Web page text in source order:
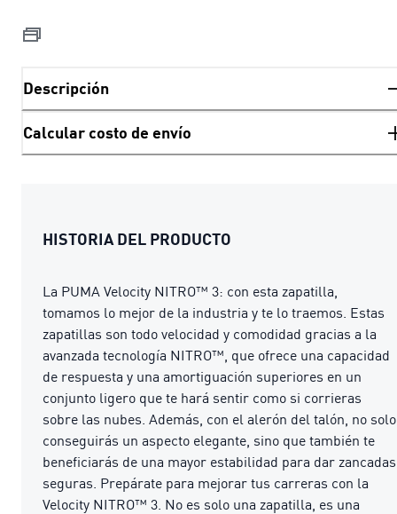
Descripción
Calcular costo de envío
HISTORIA DEL PRODUCTO
La PUMA Velocity NITRO™ 3: con esta zapatilla,
tomamos lo mejor de la industria y te lo traemos. Estas
zapatillas son todo velocidad y comodidad gracias a la
avanzada tecnología NITRO™, que ofrece una capacidad
de respuesta y una amortiguación superiores en un
conjunto ligero que te hará sentir como si corrieras
sobre las nubes. Además, con el alerón del talón, no solo
conseguirás un aspecto elegante, sino que también te
beneficiarás de una mayor estabilidad para dar zancadas
seguras. Prepárate para mejorar tus carreras con la
Velocity NITRO™ 3. No es solo una zapatilla, es una